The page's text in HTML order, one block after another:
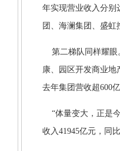
年实现营业收入分别
团、海澜集团、盛
第二梯队同样耀眼
康、园区开发商业地
去年集团营收超600
“体量变大，正是
收入41945亿元，同